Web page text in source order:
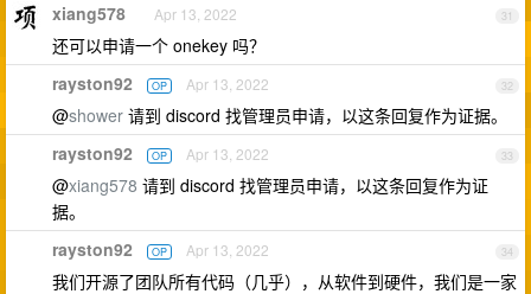
31
xiang578 Apr 13, 2022
还可以申请一个 onekey 吗？
32
rayston92 OP Apr 13, 2022
@shower 请到 discord 找管理员申请，以这条回复作为证据。
33
rayston92 OP Apr 13, 2022
@xiang578 请到 discord 找管理员申请，以这条回复作为证
据。
34
rayston92 OP Apr 13, 2022
我们开源了团队所有代码（几乎），从软件到硬件，我们是一家